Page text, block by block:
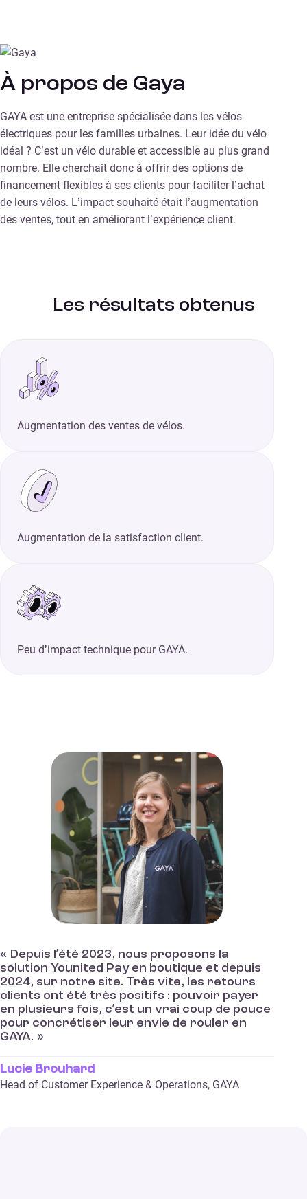
À propos de Gaya
GAYA est une entreprise spécialisée dans les vélos
électriques pour les familles urbaines. Leur idée du vélo
idéal ? C’est un vélo durable et accessible au plus grand
nombre. Elle cherchait donc à offrir des options de
financement flexibles à ses clients pour faciliter l’achat
de leurs vélos. L’impact souhaité était l’augmentation
des ventes, tout en améliorant l’expérience client.
Les résultats obtenus
Augmentation des ventes de vélos.
Augmentation de la satisfaction client.
Peu d’impact technique pour GAYA.
« Depuis l’été 2023, nous proposons la
solution Younited Pay en boutique et depuis
2024, sur notre site. Très vite, les retours
clients ont été très positifs : pouvoir payer
en plusieurs fois, c’est un vrai coup de pouce
pour concrétiser leur envie de rouler en
GAYA. »
Lucie Brouhard
Head of Customer Experience & Operations, GAYA